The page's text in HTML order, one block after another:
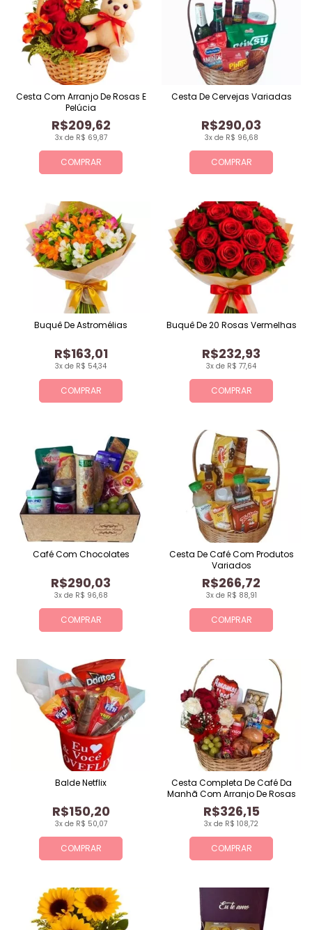
COMPRAR
3x de R$ 69,87
R$209,62
Cesta Com Arranjo De Rosas E
Pelúcia
COMPRAR
3x de R$ 96,68
R$290,03
Cesta De Cervejas Variadas
COMPRAR
3x de R$ 54,34
R$163,01
Buquê De Astromélias
COMPRAR
3x de R$ 77,64
R$232,93
Buquê De 20 Rosas Vermelhas
COMPRAR
3x de R$ 96,68
R$290,03
Café Com Chocolates
COMPRAR
3x de R$ 88,91
R$266,72
Cesta De Café Com Produtos
Variados
COMPRAR
3x de R$ 50,07
R$150,20
Balde Netflix
COMPRAR
3x de R$ 108,72
R$326,15
Cesta Completa De Café Da
Manhã Com Arranjo De Rosas